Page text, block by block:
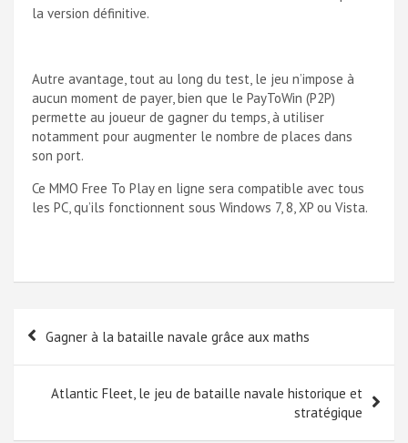
la version définitive.
Autre avantage, tout au long du test, le jeu n’impose à
aucun moment de payer, bien que le PayToWin (P2P)
permette au joueur de gagner du temps, à utiliser
notamment pour augmenter le nombre de places dans
son port.
Ce MMO Free To Play en ligne sera compatible avec tous
les PC, qu’ils fonctionnent sous Windows 7, 8, XP ou Vista.
Navigation
l’article
Gagner à la bataille navale grâce aux maths
Atlantic Fleet, le jeu de bataille navale historique et
stratégique